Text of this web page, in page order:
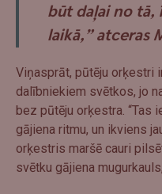
būt daļai no tā,
laikā,” atceras
Viņasprāt, pūtēju orķestri
dalībniekiem svētkos, jo
bez pūtēju orķestra. “Tas
gājiena ritmu, un ikviens
orķestris maršē cauri
svētku gājiena